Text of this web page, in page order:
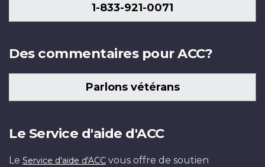
1-833-921-0071
Des commentaires pour ACC?
Parlons vétérans
Le Service d'aide d'ACC
Le Service d'aide d'ACC vous offre de soutien